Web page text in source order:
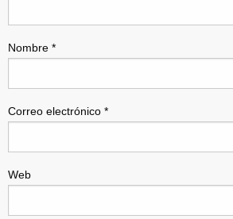
Nombre *
Correo electrónico *
Web